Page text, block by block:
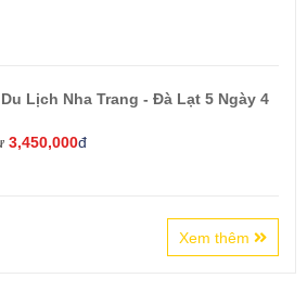
Lịch Nha Trang - Đà Lạt 5 Ngày 4
3,450,000đ
Xem thêm